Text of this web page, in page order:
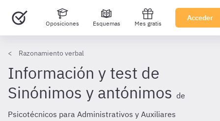
Oposiciones Esquemas Mes gratis
Acceder
Razonamiento verbal
Información y test de
Sinónimos y antónimos de
Psicotécnicos para Administrativos y Auxiliares